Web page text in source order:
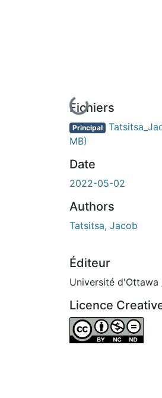
En cours de chargement...
Fichiers
Principal
MB)
Date
2022-05-02
Authors
Tatsitsa, Jacob
Éditeur
Université
Licence
Attribution-